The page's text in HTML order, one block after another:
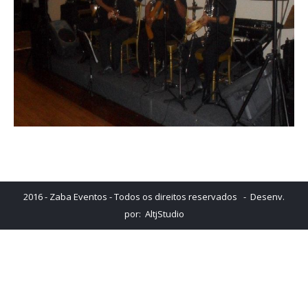
2016 - Zaba Eventos - Todos os direitos reservados - Desenv.
por: AltjStudio